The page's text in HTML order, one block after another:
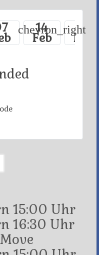
14
Feb
21
Feb
chevron_right
15:00 Uhr
16:30 Uhr